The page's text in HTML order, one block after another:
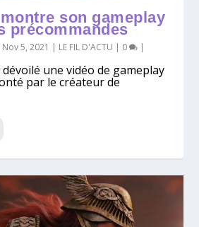
son gameplay
précommandes
Nov 5, 2021 | LE FIL D'ACTU | 0 |
une vidéo de gameplay
par le créateur de